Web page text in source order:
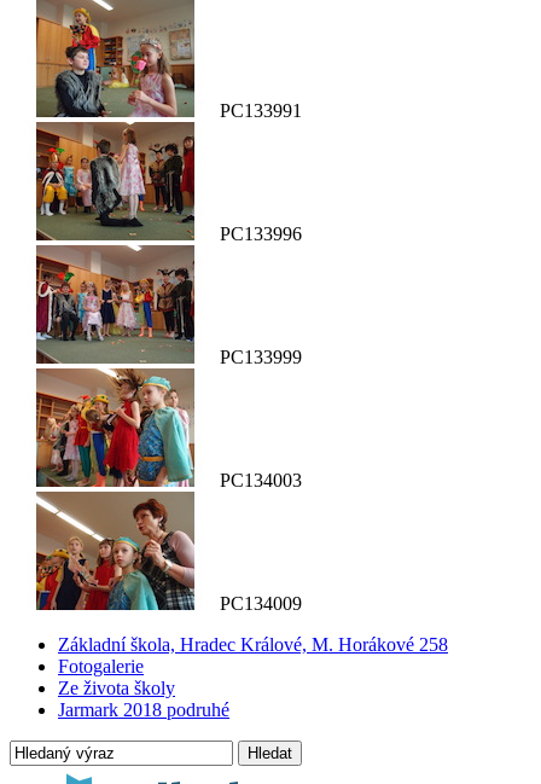
PC133991
PC133996
PC133999
PC134003
PC134009
Základní škola, Hradec Králové, M. Horákové 258
Fotogalerie
Ze života školy
Jarmark 2018 podruhé
Hledat